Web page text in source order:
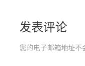
导
航
发表评论
您的电子邮箱地址不